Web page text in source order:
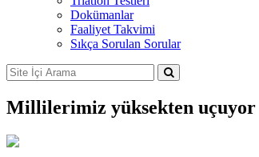
Dokümanlar
Faaliyet Takvimi
Sıkça Sorulan Sorular
Millilerimiz yüksekten uçuyor